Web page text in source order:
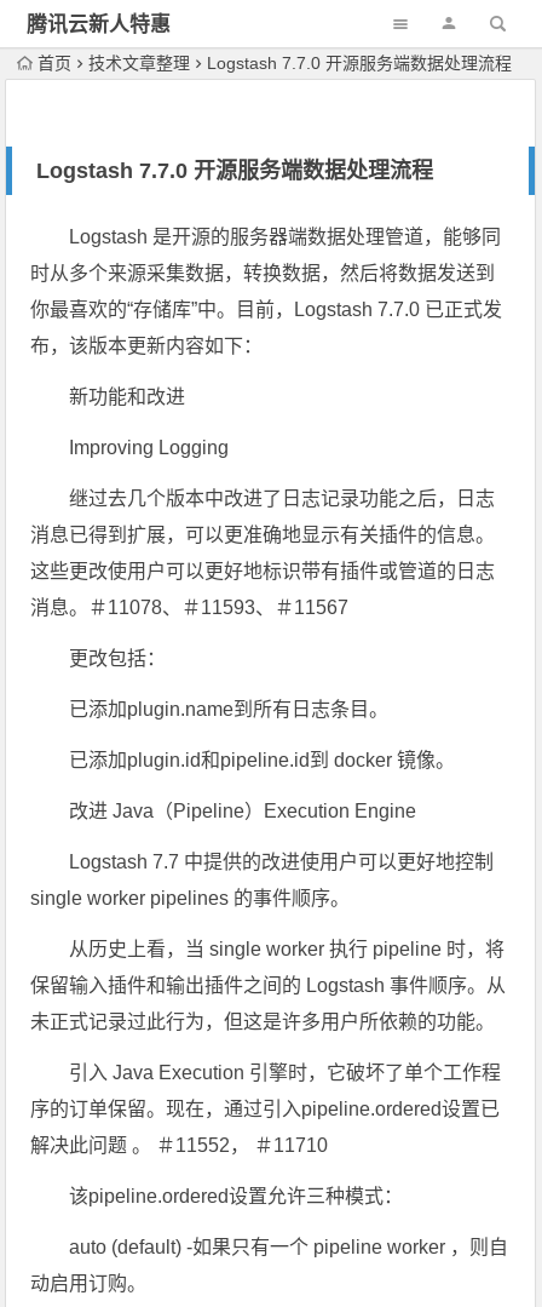
腾讯云新人特惠
首页 技术文章整理 Logstash 7.7.0 开源服务端数据处理流程
Logstash 7.7.0 开源服务端数据处理流程
Logstash 是开源的服务器端数据处理管道，能够同
时从多个来源采集数据，转换数据，然后将数据发送到
你最喜欢的“存储库”中。目前，Logstash 7.7.0 已正式发
布，该版本更新内容如下：
新功能和改进
Improving Logging
继过去几个版本中改进了日志记录功能之后，日志
消息已得到扩展，可以更准确地显示有关插件的信息。
这些更改使用户可以更好地标识带有插件或管道的日志
消息。＃11078、＃11593、＃11567
更改包括：
已添加plugin.name到所有日志条目。
已添加plugin.id和pipeline.id到 docker 镜像。
改进 Java（Pipeline）Execution Engine
Logstash 7.7 中提供的改进使用户可以更好地控制
single worker pipelines 的事件顺序。
从历史上看，当 single worker 执行 pipeline 时，将
保留输入插件和输出插件之间的 Logstash 事件顺序。从
未正式记录过此行为，但这是许多用户所依赖的功能。
引入 Java Execution 引擎时，它破坏了单个工作程
序的订单保留。现在，通过引入pipeline.ordered设置已
解决此问题 。 ＃11552， ＃11710
该pipeline.ordered设置允许三种模式：
auto (default) -如果只有一个 pipeline worker ，则自
动启用订购。